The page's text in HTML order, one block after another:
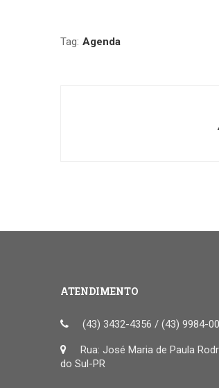
Tag: Agenda
ATENDIMENTO
(43) 3432-4356 / (43) 9984-
Rua: José Maria de Paula
do Sul-PR